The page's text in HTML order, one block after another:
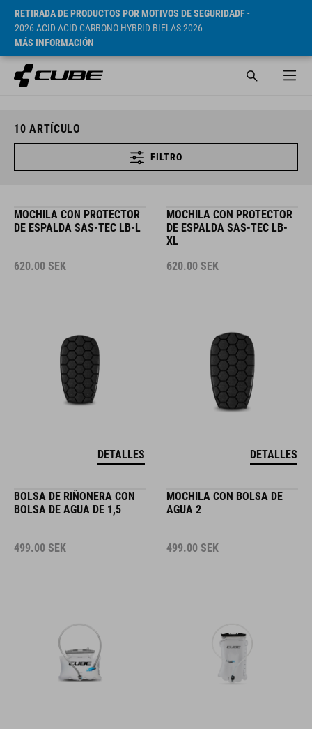
RETIRADA DE PRODUCTOS POR MOTIVOS DE SEGURIDADF-
2026 ACID ACID CARBONO HYBRID BIELAS 2026
MÁS INFORMACIÓN
10 ARTÍCULO
FILTRO
MOCHILA CON PROTECTOR
DE ESPALDA SAS-TEC LB-L
620.00 SEK
DETALLES
MOCHILA CON PROTECTOR
DE ESPALDA SAS-TEC LB-
XL
620.00 SEK
DETALLES
BOLSA DE RIÑONERA CON
BOLSA DE AGUA DE 1,5
499.00 SEK
MOCHILA CON BOLSA DE
AGUA 2
499.00 SEK